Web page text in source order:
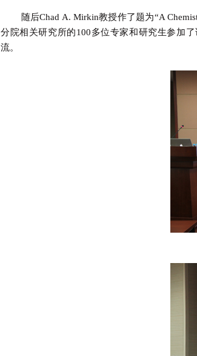
随后Chad A. Mirkin教授作了题为“A
分院相关研究所的100多位专家和研究生参加
流。